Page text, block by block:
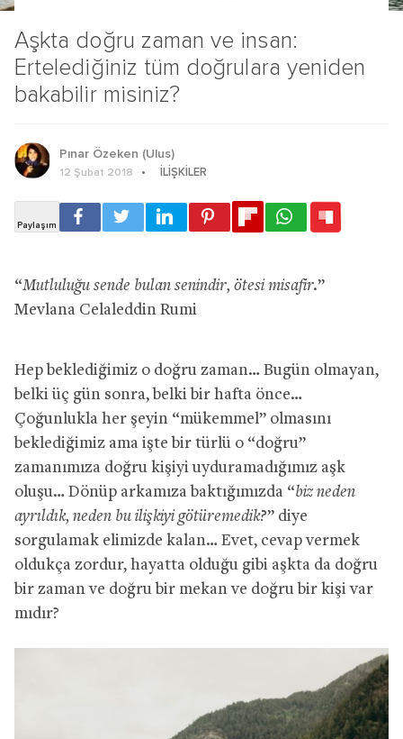
Aşkta doğru zaman ve insan:
Ertelediğiniz tüm doğrulara yeniden
bakabilir misiniz?
Pınar Özeken (Ulus)
12 Şubat 2018 İLIŞKILER
“Mutluluğu sende bulan senindir, ötesi misafir.”
Mevlana Celaleddin Rumi
Hep beklediğimiz o doğru zaman… Bugün olmayan,
belki üç gün sonra, belki bir hafta önce…
Çoğunlukla her şeyin “mükemmel” olmasını
beklediğimiz ama işte bir türlü o “doğru”
zamanımıza doğru kişiyi uyduramadığımız aşk
oluşu… Dönüp arkamıza baktığımızda “biz neden
ayrıldık, neden bu ilişkiyi götüremedik?” diye
sorgulamak elimizde kalan… Evet, cevap vermek
oldukça zordur, hayatta olduğu gibi aşkta da doğru
bir zaman ve doğru bir mekan ve doğru bir kişi var
mıdır?